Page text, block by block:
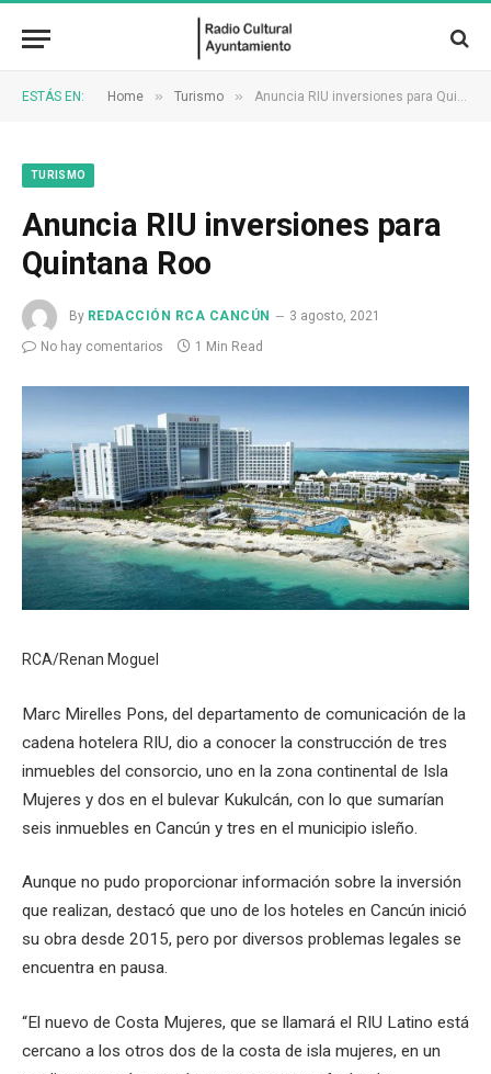
ESTÁS EN: Home » Turismo » Anuncia RIU inversiones para Quintana Roo
TURISMO
Anuncia RIU inversiones para
Quintana Roo
By REDACCIÓN RCA CANCÚN
3 agosto, 2021
No hay comentarios
1 Min Read
RCA/Renan Moguel
Marc Mirelles Pons, del departamento de comunicación de la
cadena hotelera RIU, dio a conocer la construcción de tres
inmuebles del consorcio, uno en la zona continental de Isla
Mujeres y dos en el bulevar Kukulcán, con lo que sumarían
seis inmuebles en Cancún y tres en el municipio isleño.
Aunque no pudo proporcionar información sobre la inversión
que realizan, destacó que uno de los hoteles en Cancún inició
su obra desde 2015, pero por diversos problemas legales se
encuentra en pausa.
“El nuevo de Costa Mujeres, que se llamará el RIU Latino está
cercano a los otros dos de la costa de isla mujeres, en un